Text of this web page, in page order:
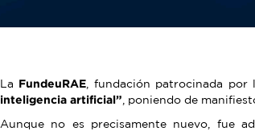
La FundeuRAE , fundación patrocinada por
inteligencia artificial” , poniendo de
Aunque no es precisamente nuevo, fue